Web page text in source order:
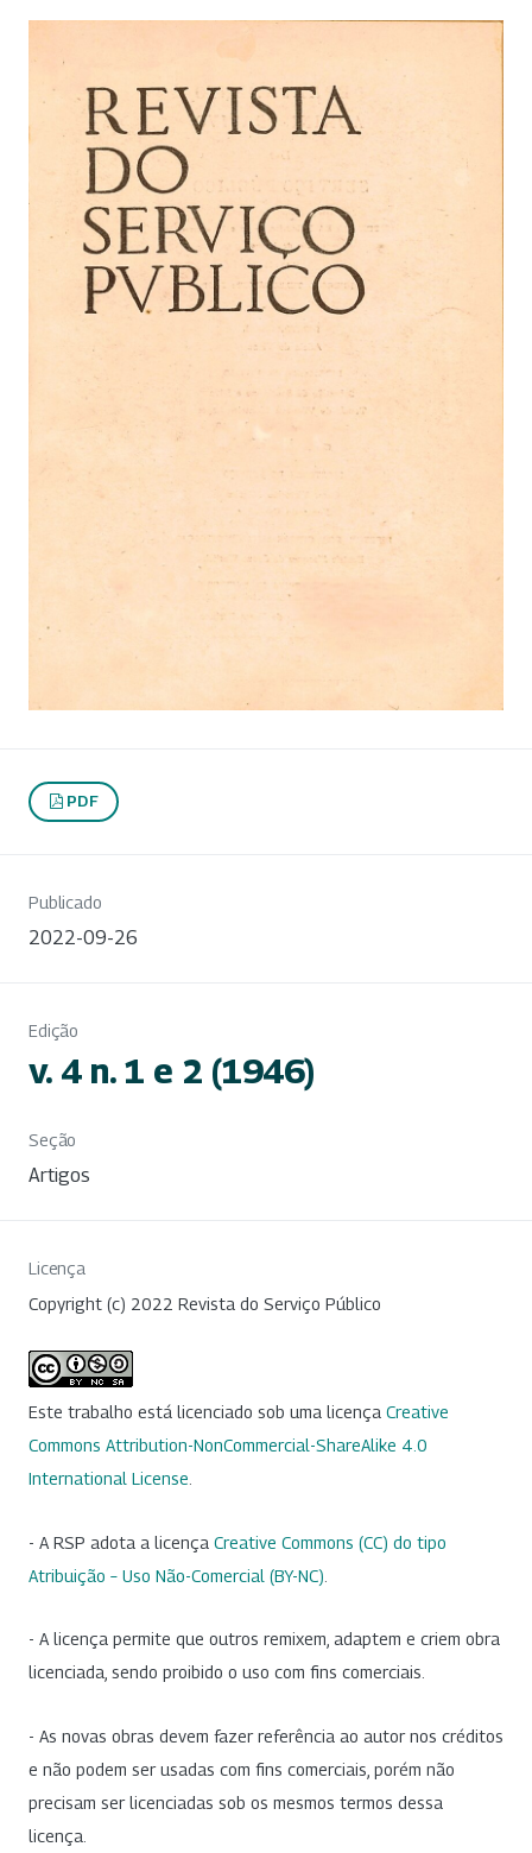
PDF
Publicado
2022-09-26
Edição
v. 4 n. 1 e 2 (1946)
Seção
Artigos
Licença
Copyright (c) 2022 Revista do Serviço Público
Este trabalho está licenciado sob uma licença Creative
Commons Attribution-NonCommercial-ShareAlike 4.0
International License
- A RSP adota a licença Creative Commons (CC) do tipo
Atribuição – Uso Não-Comercial (BY-NC)
- A licença permite que outros remixem, adaptem e criem obra
licenciada, sendo proibido o uso com fins comerciais.
- As novas obras devem fazer referência ao autor nos créditos
e não podem ser usadas com fins comerciais, porém não
precisam ser licenciadas sob os mesmos termos dessa
licença.